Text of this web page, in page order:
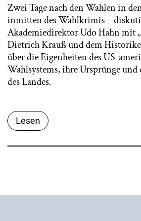
Zwei Tage nach den Wahlen in
inmitten des Wahlkrimis –
Akademiedirektor Udo Hahn mit
Dietrich Krauß und dem
über die Eigenheiten des US-
Wahlsystems, ihre Ursprünge
des Landes.
Lesen